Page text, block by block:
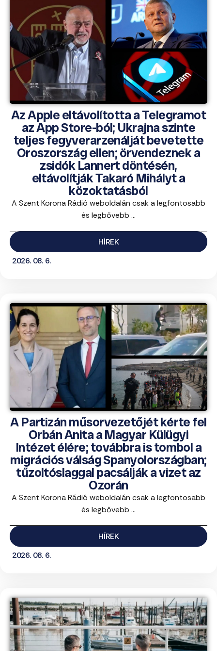
Az Apple eltávolította a Telegramot
az App Store-ból; Ukrajna szinte
teljes fegyverarzenálját bevetette
Oroszország ellen; örvendeznek a
zsidók Lannert döntésén,
eltávolítják Takaró Mihályt a
közoktatásból
A Szent Korona Rádió weboldalán csak a legfontosabb
és legbővebb ...
HÍREK
2026. 08. 6.
A Partizán műsorvezetőjét kérte fel
Orbán Anita a Magyar Külügyi
Intézet élére; továbbra is tombol a
migrációs válság Spanyolországban;
tűzoltóslaggal pacsálják a vizet az
Ozorán
A Szent Korona Rádió weboldalán csak a legfontosabb
és legbővebb ...
HÍREK
2026. 08. 6.